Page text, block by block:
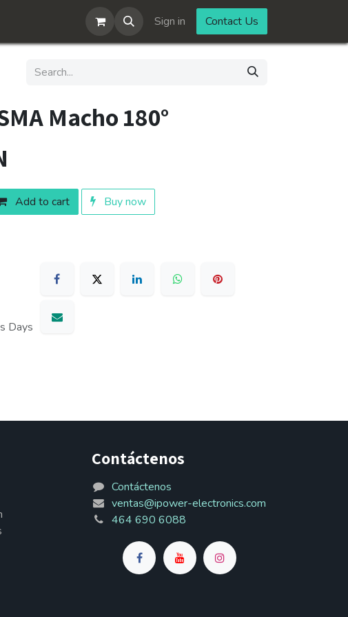
Sign in Contact Us
Macho 180°
Add to cart Buy now
Days
Contáctenos
Contáctenos
ventas@ipower-electronics.com
464 690 6088